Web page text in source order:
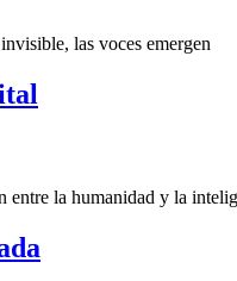
las voces emergen
entre la humanidad y la